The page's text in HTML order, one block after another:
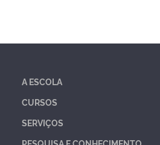
A ESCOLA
CURSOS
SERVIÇOS